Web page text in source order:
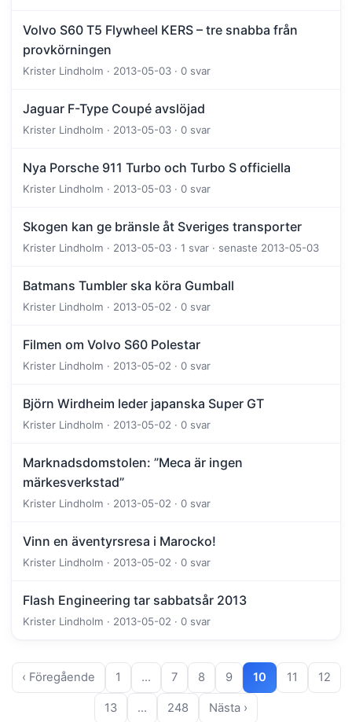
Volvo S60 T5 Flywheel KERS – tre snabba från
provkörningen
Krister Lindholm · 2013-05-03 · 0 svar
Jaguar F-Type Coupé avslöjad
Krister Lindholm · 2013-05-03 · 0 svar
Nya Porsche 911 Turbo och Turbo S officiella
Krister Lindholm · 2013-05-03 · 0 svar
Skogen kan ge bränsle åt Sveriges transporter
Krister Lindholm · 2013-05-03 · 1 svar · senaste 2013-05-03
Batmans Tumbler ska köra Gumball
Krister Lindholm · 2013-05-02 · 0 svar
Filmen om Volvo S60 Polestar
Krister Lindholm · 2013-05-02 · 0 svar
Björn Wirdheim leder japanska Super GT
Krister Lindholm · 2013-05-02 · 0 svar
Marknadsdomstolen: ”Meca är ingen
märkesverkstad”
Krister Lindholm · 2013-05-02 · 0 svar
Vinn en äventyrsresa i Marocko!
Krister Lindholm · 2013-05-02 · 0 svar
Flash Engineering tar sabbatsår 2013
Krister Lindholm · 2013-05-02 · 0 svar
‹ Föregående 1 … 7 8 9 10 11 12
13 … 248 Nästa ›